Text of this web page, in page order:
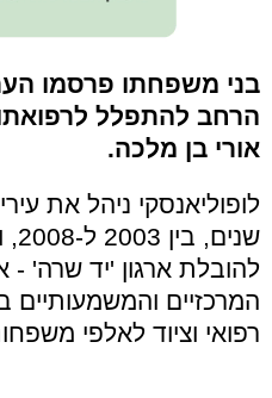
בני משפחתו פרסמו
הרחב להתפלל
אורי בן מלכה.
לופוליאנסקי ניהל את
להובלת ארגון 'יד שרה'
המרכזיים
רפואי וציוד לאלפי